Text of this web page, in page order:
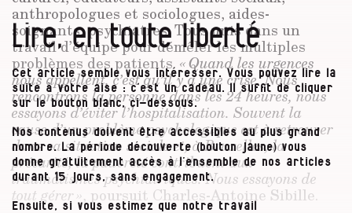
anthropologues et sociologues, aides-
soignants, psychiatres. Tous unis dans un
travail d’équipe pour démêler les multiples
problèmes des patients. « Quand les urgences
nous appellent, c’est qu’il y a une crise. Nous
rencontrons la personne dans les 24 heures, nous
essayons d’éviter l’hospitalisation. Souvent la
cause d’un problème psychologique est à retrouver
dans sa situation sociale et, à Bruxelles, la
précarité, la pauvreté contribuent aux
traumatismes psychiatriques. Nous essayons de
tout gérer », poursuit Charles-Antoine Sibille.
Lire, en toute liberté
Cet article semble vous intéresser. Vous pouvez lire la
suite à votre aise : c’est un cadeau. Il suffit de cliquer
sur le bouton blanc, ci-dessous.
Nos contenus doivent être accessibles au plus grand
nombre. La période découverte (bouton jaune) vous
donne gratuitement accès à l’ensemble de nos articles
durant 15 jours, sans engagement.
Ensuite, si vous estimez que notre travail